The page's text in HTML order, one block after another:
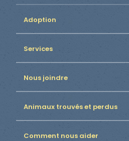
Adoption
Services
Nous joindre
Animaux trouvés et perdus
Comment nous aider